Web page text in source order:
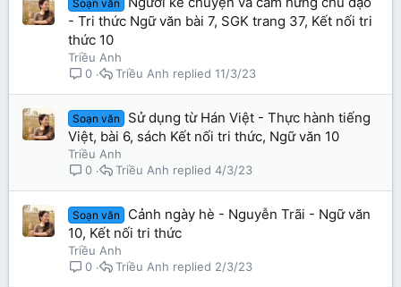
Soạn văn
- Tri thức Ngữ văn bài 7, SGK trang 37, Kết nối tri
thức 10
Triều Anh
0
11/3/23
Triều Anh
Soạn văn
Sử dụng từ Hán Việt - Thực hành tiếng
Việt, bài 6, sách Kết nối tri thức, Ngữ văn 10
Triều Anh
0
4/3/23
Triều Anh
Soạn văn
Cảnh ngày hè - Nguyễn Trãi - Ngữ văn
10, Kết nối tri thức
Triều Anh
0
2/3/23
Triều Anh